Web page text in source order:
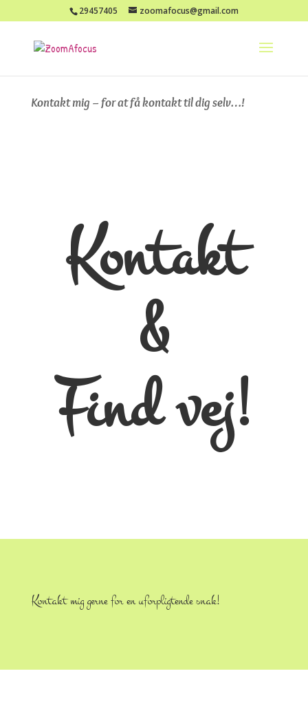
29457405 zoomafocus@gmail.com
Kontakt mig – for at få kontakt til dig selv…!
Kontakt
&
Find vej!
Kontakt mig gerne for en uforpligtende snak!